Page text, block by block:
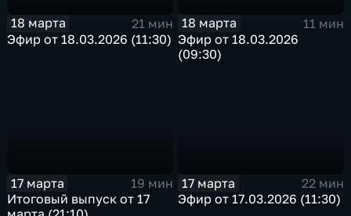
18 марта
21 мин
Эфир от 18.03.2026 (11:30)
18 марта
11 мин
Эфир от 18.03.2026
(09:30)
17 марта
19 мин
Итоговый выпуск от 17
17 марта
22 мин
Эфир от 17.03.2026 (11:30)